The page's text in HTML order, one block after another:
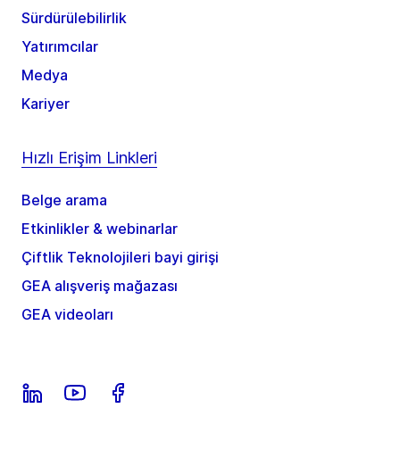
Sürdürülebilirlik
Yatırımcılar
Medya
Kariyer
Hızlı Erişim Linkleri
Belge arama
Etkinlikler & webinarlar
Çiftlik Teknolojileri bayi girişi
GEA alışveriş mağazası
GEA videoları